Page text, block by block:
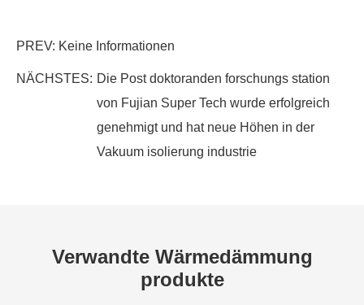
PREV: Keine Informationen
NÄCHSTES: Die Post doktoranden forschungs station
von Fujian Super Tech wurde erfolgreich
genehmigt und hat neue Höhen in der
Vakuum isolierung industrie
Verwandte Wärmedämmung
produkte